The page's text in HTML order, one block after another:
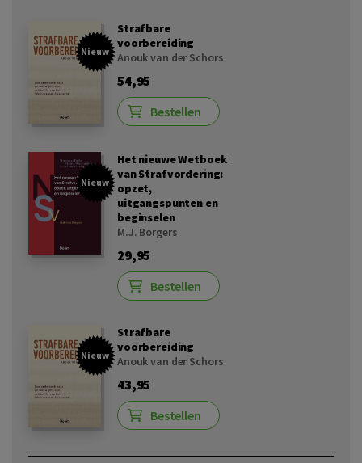
Nieuw
Strafbare
voorbereiding
Anouk van der Schors
54,95
Bestellen
Nieuw
Het nieuwe Wetboek
van Strafvordering:
opzet,
uitgangspunten en
beginselen
M.J. Borgers
29,95
Bestellen
Nieuw
Strafbare
voorbereiding
Anouk van der Schors
43,95
Bestellen